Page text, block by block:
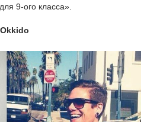
9-ого класса».
Okkido